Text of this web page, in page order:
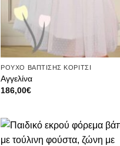
ΡΟΥΧΟ ΒΑΠΤΙΣΗΣ ΚΟΡΙΤΣΙ
Αγγελίνα
186,00€